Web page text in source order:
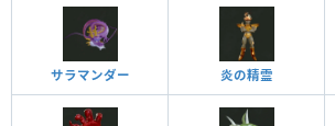
サラマンダー 炎の精霊